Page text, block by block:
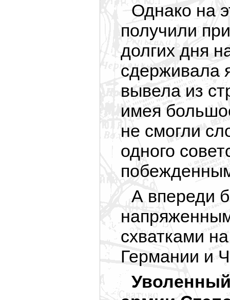
Однако на
получили
долгих дня
сдерживала
вывела из
имея
не смогли
одного
А впереди
схватками
Германии и